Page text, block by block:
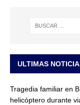
ULTIMAS
Tragedia familiar en
helicóptero durante